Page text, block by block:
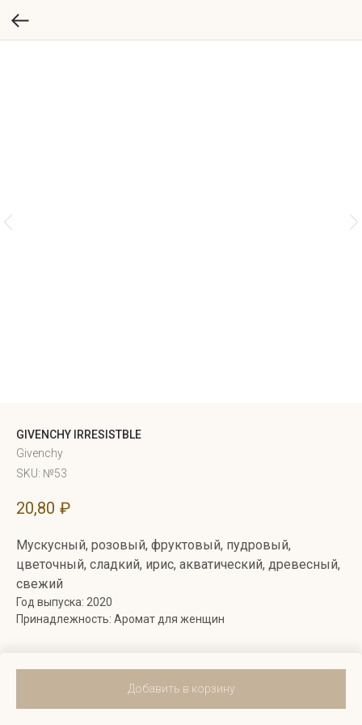
GIVENCHY IRRESISTBLE
Givenchy
SKU: №53
20,80 ₽
Добавить в корзину
Мускусный, розовый, фруктовый, пудровый,
цветочный, сладкий, ирис, акватический, древесный,
свежий
Год выпуска: 2020
Принадлежность: Аромат для женщин